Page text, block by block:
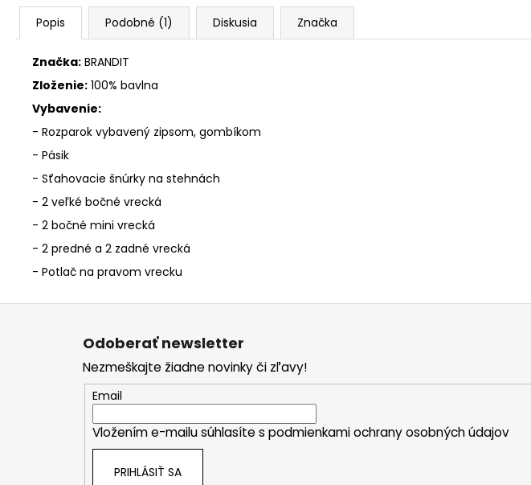
Popis Podobné (1) Diskusia Značka
Značka: BRANDIT
Zloženie: 100% bavlna
Vybavenie:
- Rozparok vybavený zipsom, gombíkom
- Pásik
- Sťahovacie šnúrky na stehnách
- 2 veľké bočné vrecká
- 2 bočné mini vrecká
- 2 predné a 2 zadné vrecká
- Potlač na pravom vrecku
Z
Odoberať newsletter
Nezmeškajte žiadne novinky či zľavy!
Email
Vložením e-mailu súhlasíte s podmienkami ochrany osobných údajov
PRIHLÁSIŤ SA